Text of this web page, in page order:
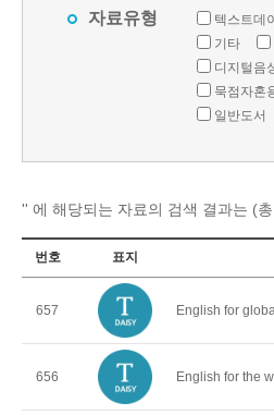
자료유형 텍스트데
기타
디지털음
묵점자혼
일반도서
'' 에 해당되는 자료의 검색 결과는 (총
번호 표지
657 English for
656 English for the